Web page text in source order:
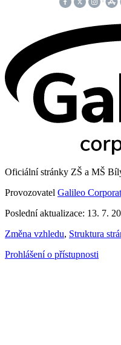
Oficiální stránky ZŠ a MŠ
Provozovatel Galileo
Poslední aktualizace: 13. 7.
Změna vzhledu, Struktura
Prohlášení o přístupnosti